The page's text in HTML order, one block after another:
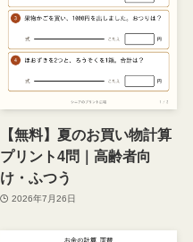
【無料】夏のお買い物計算
プリント4問｜高齢者向
け・ふつう
2026年7月26日